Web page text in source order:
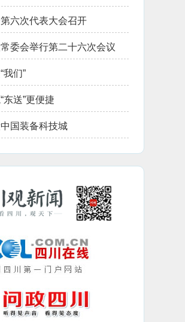
六次代表大会召开
委会举行第二十六次会议
我们”
东送”更便捷
国装备科技城